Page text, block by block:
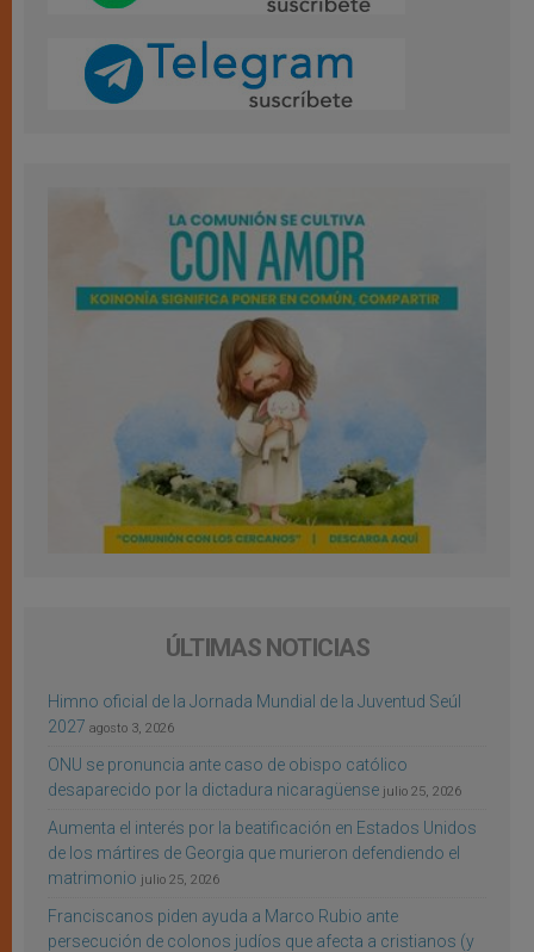
ÚLTIMAS NOTICIAS
Himno oficial de la Jornada Mundial de la Juventud Seúl
2027 agosto 3, 2026
ONU se pronuncia ante caso de obispo católico
desaparecido por la dictadura nicaragüense julio 25, 2026
Aumenta el interés por la beatificación en Estados Unidos
de los mártires de Georgia que murieron defendiendo el
matrimonio julio 25, 2026
Franciscanos piden ayuda a Marco Rubio ante
persecución de colonos judíos que afecta a cristianos (y